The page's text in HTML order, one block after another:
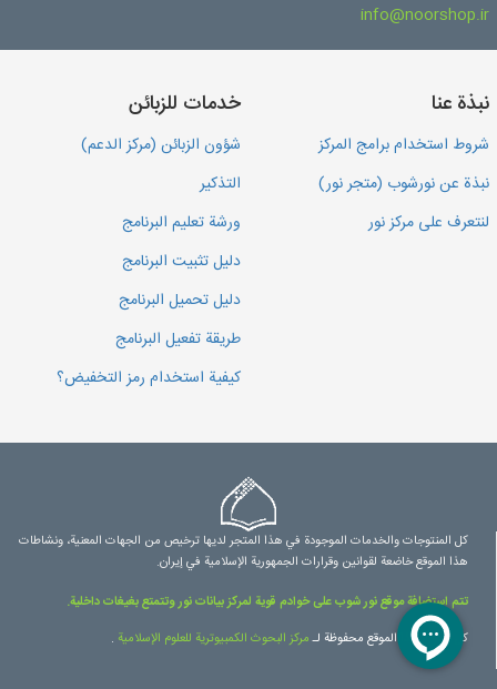
info@noorshop.ir
نبذة عنا
شروط استخدام برامج المركز
نبذة عن نورشوب (متجر نور)
لنتعرف على مركز نور
خدمات للزبائن
شؤون الزبائن (مركز الدعم)
التذكير
ورشة تعليم البرنامج
دليل تثبيت البرنامج
دليل تحميل البرنامج
طريقة تفعيل البرنامج
كيفية استخدام رمز التخفيض؟
كل المنتوجات والخدمات الموجودة في هذا المتجر لديها ترخيص من الجهات المعنية، ونشاطات
هذا الموقع خاضعة لقوانين وقرارات الجمهورية الإسلامية في إيران.
تتم استضافة موقع نور شوب على خوادم قوية لمركز بيانات نور وتتمتع بغيغات داخلية.
كل حقوق هذا الموقع محفوظة لـمرکز البحوث الكمبيوترية للعلوم الإسلامية .